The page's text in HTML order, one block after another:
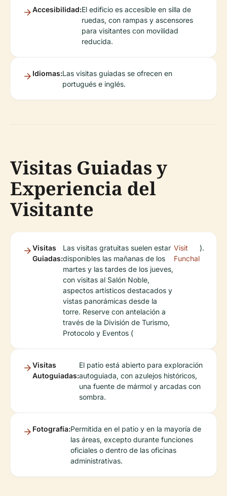
Accesibilidad:El edificio es accesible en silla de
ruedas, con rampas y ascensores
para visitantes con movilidad
reducida.
Idiomas:Las visitas guiadas se ofrecen en
portugués e inglés.
Visitas Guiadas y
Experiencia del
Visitante
Visitas
Guiadas:
Las visitas gratuitas suelen estar
disponibles las mañanas de los
martes y las tardes de los jueves,
con visitas al Salón Noble,
aspectos artísticos destacados y
vistas panorámicas desde la
torre. Reserve con antelación a
través de la División de Turismo,
Protocolo y Eventos (
Visit
Funchal
).
Visitas
Autoguiadas:
El patio está abierto para exploración
autoguiada, con azulejos históricos,
una fuente de mármol y arcadas con
sombra.
Fotografía:Permitida en el patio y en la mayoría de
las áreas, excepto durante funciones
oficiales o dentro de las oficinas
administrativas.